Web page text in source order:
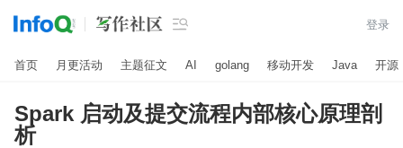
 登录
首页 月更活动 主题征文 AI golang 移动开发 Java 开源
Spark 启动及提交流程内部核心原理剖
析